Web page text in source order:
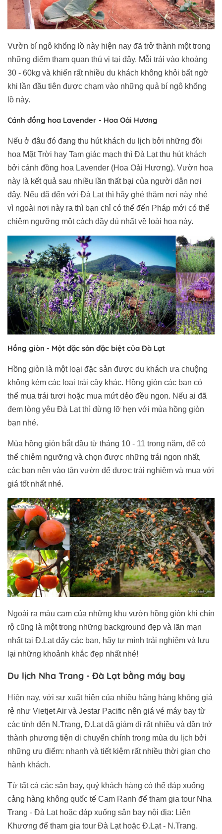
Vườn bí ngô khổng lồ này hiện nay đã trở thành một trong
những điểm tham quan thú vị tại đây. Mỗi trái vào khoảng
30 - 60kg và khiến rất nhiều du khách không khỏi bất ngờ
khi lần đầu tiên được chạm vào những quả bí ngô khổng
lồ này.
Cánh đồng hoa Lavender - Hoa Oải Hương
Nếu ở đâu đó đang thu hút khách du lịch bởi những đồi
hoa Mặt Trời hay Tam giác mạch thì Đà Lạt thu hút khách
bởi cánh đồng hoa Lavender (Hoa Oải Hương). Vườn hoa
này là kết quả sau nhiều lần thất bại của người dân nơi
đây. Nếu đã đến với Đà Lạt thì hãy ghé thăm nơi này nhé
vì ngoài nơi này ra thì bạn chỉ có thể đến Pháp mới có thể
chiêm ngưỡng một cách đầy đủ nhất về loài hoa này.
Hồng giòn - Một đặc sản đặc biệt của Đà Lạt
Hồng giòn là một loại đặc sản được du khách ưa chuộng
không kém các loại trái cây khác. Hồng giòn các bạn có
thể mua trái tươi hoặc mua mứt dẻo đều ngon. Nếu ai đã
đem lòng yêu Đà Lạt thì đừng lỡ hẹn với mùa hồng giòn
bạn nhé.
Mùa hồng giòn bắt đầu từ tháng 10 - 11 trong năm, để có
thể chiêm ngưỡng và chọn được những trái ngon nhất,
các bạn nên vào tận vườn để được trải nghiệm và mua với
giá tốt nhất nhé.
Ngoài ra màu cam của những khu vườn hồng giòn khi chín
rộ cũng là một trong những background đẹp và lãn mạn
nhất tại Đ.Lạt đấy các bạn, hãy tự mình trải nghiệm và lưu
lại những khoảnh khắc đẹp nhất nhé!
Du lịch Nha Trang - Đà Lạt bằng máy bay
Hiện nay, với sự xuất hiện của nhiều hãng hàng không giá
rẻ như Vietjet Air và Jestar Pacific nên giá vé máy bay từ
các tỉnh đến N.Trang, Đ.Lạt đã giảm đi rất nhiều và dần trở
thành phương tiện di chuyển chính trong mùa du lịch bởi
những ưu điểm: nhanh và tiết kiệm rất nhiều thời gian cho
hành khách.
Từ tất cả các sân bay, quý khách hàng có thể đáp xuống
cảng hàng không quốc tế Cam Ranh để tham gia tour Nha
Trang - Đà Lạt hoặc đáp xuống sân bay nội địa: Liên
Khương để tham gia tour Đà Lạt hoặc Đ.Lạt - N.Trang.